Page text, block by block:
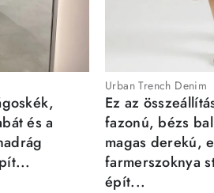
és a
Urban Trench Denim
Ez az
fazonú, bézs
magas derekú,
farmerszoknya
épít...